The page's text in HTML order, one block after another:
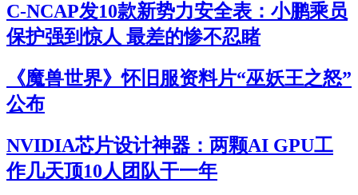
C-NCAP发10款新势力安全表：小鹏乘员
保护强到惊人 最差的惨不忍睹
《魔兽世界》怀旧服资料片“巫妖王之怒”
公布
NVIDIA芯片设计神器：两颗AI GPU工
作几天顶10人团队干一年